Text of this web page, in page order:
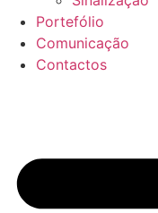
Portefólio
Comunicação
Contactos